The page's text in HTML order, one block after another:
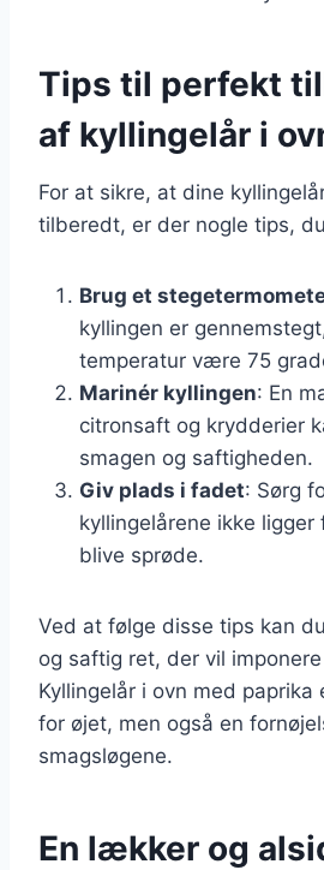
Tips til perfekt
af kyllingelår i
For at sikre, at dine
tilberedt, er der nogle tips,
Brug et
kyllingen er
temperatur være 75
Marinér kyllingen: En
citronsaft og krydderier
smagen og saftigheden.
Giv plads i fadet: Sørg
kyllingelårene ikke
blive sprøde.
Ved at følge disse tips kan
og saftig ret, der vil
Kyllingelår i ovn med paprika
for øjet, men også en
smagsløgene.
En lækker og